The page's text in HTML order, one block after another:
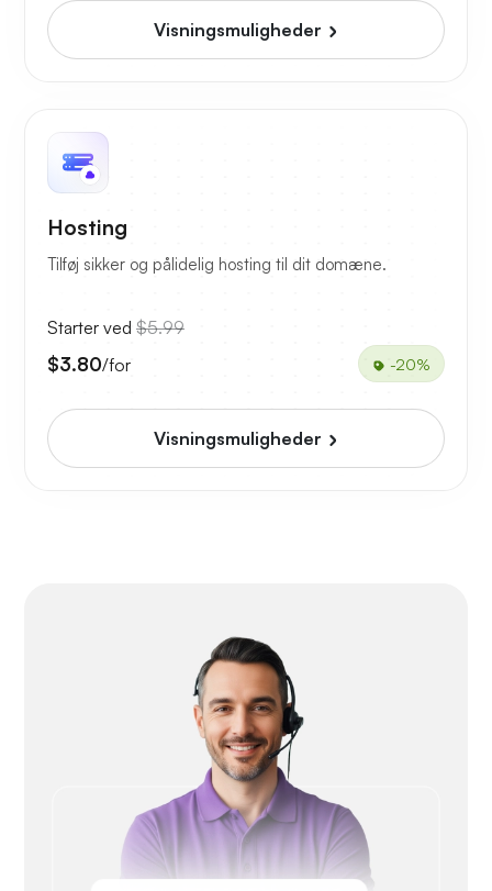
Visningsmuligheder
Hosting
Tilføj sikker og pålidelig hosting til dit domæne.
Starter ved $5.99
$3.80/for -20%
Visningsmuligheder